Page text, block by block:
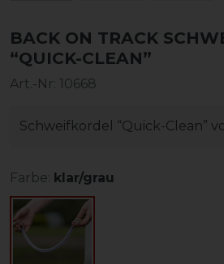
BACK ON TRACK
“QUICK-CLEAN”
Art.-Nr: 10668
Schweifkordel “Quick-Clean”
Farbe: klar/grau